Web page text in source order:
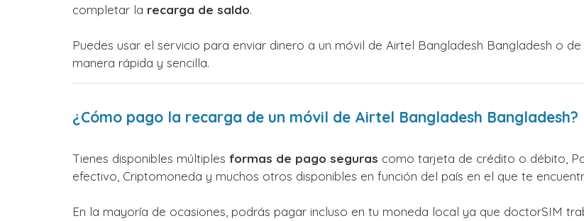
completar la recarga de saldo.
Puedes usar el servicio para enviar dinero a un móvil de Airtel Bangladesh Bangladesh o
manera rápida y sencilla.
¿Cómo pago la recarga de un móvil de Airtel Bangladesh Bangladesh?
Tienes disponibles múltiples formas de pago seguras como tarjeta de crédito o débito,
efectivo, Criptomoneda y muchos otros disponibles en función del país en el que te
En la mayoría de ocasiones, podrás pagar incluso en tu moneda local ya que doctorSIM